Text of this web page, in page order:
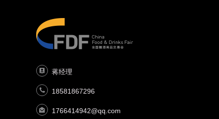
蒋经理
18581867296
1766414942@qq.com